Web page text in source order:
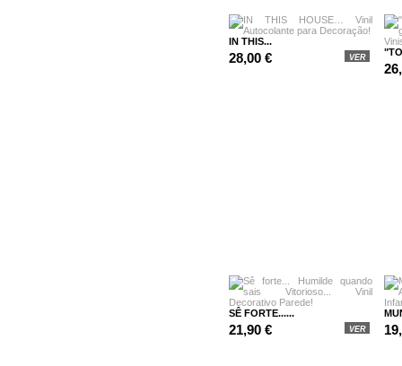
IN THIS...
28,00 € VER
SÊ FORTE......
21,90 € VER